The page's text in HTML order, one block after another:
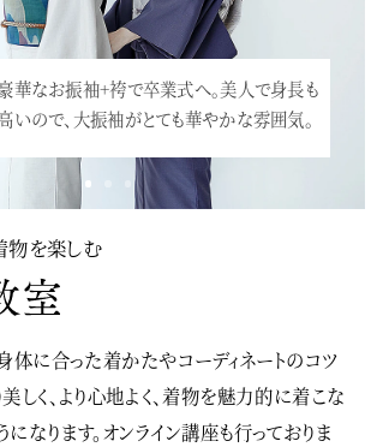
物を楽しむ
に合った着かたやコーディネートのコツ
美しく、より心地よく、着物を魅力的に着こな
になります。オンライン講座も行っておりま
華なお振袖+袴で卒業式へ。美人で身長も
いので、大振袖がとても華やかな雰囲気。